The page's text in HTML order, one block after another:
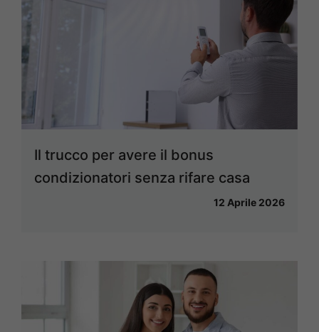
Il trucco per avere il bonus
condizionatori senza rifare casa
12 Aprile 2026